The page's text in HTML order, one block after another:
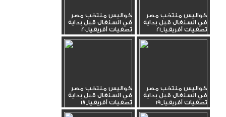
كواليس منتخب مصر
في السنغال قبل بداية
تصفيات أفريقيا_21
كواليس منتخب مصر
في السنغال قبل بداية
تصفيات أفريقيا_20
كواليس منتخب مصر
في السنغال قبل بداية
تصفيات أفريقيا_19
كواليس منتخب مصر
في السنغال قبل بداية
تصفيات أفريقيا_18